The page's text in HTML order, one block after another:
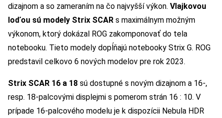
dizajnom a so zameraním na čo najvyšší výkon. Vlajkovou
loďou sú modely Strix SCAR s maximálnym možným
výkonom, ktorý dokázal ROG zakomponovať do tela
notebooku. Tieto modely dopĺňajú notebooky Strix G. ROG
predstavil celkovo 6 nových modelov pre rok 2023.
Strix SCAR 16 a 18 sú dostupné s novým dizajnom a 16-,
resp. 18-palcovými displejmi s pomerom strán 16 : 10. V
prípade 16-palcového modelu je k dispozícii Nebula HDR